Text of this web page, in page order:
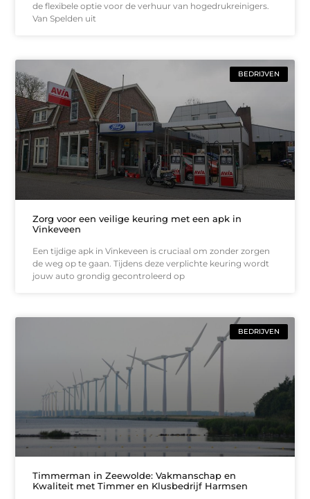
de flexibele optie voor de verhuur van hogedrukreinigers.
Van Spelden uit
BEDRIJVEN
Zorg voor een veilige keuring met een apk in
Vinkeveen
Een tijdige apk in Vinkeveen is cruciaal om zonder zorgen
de weg op te gaan. Tijdens deze verplichte keuring wordt
jouw auto grondig gecontroleerd op
BEDRIJVEN
Timmerman in Zeewolde: Vakmanschap en
Kwaliteit met Timmer en Klusbedrijf Harmsen